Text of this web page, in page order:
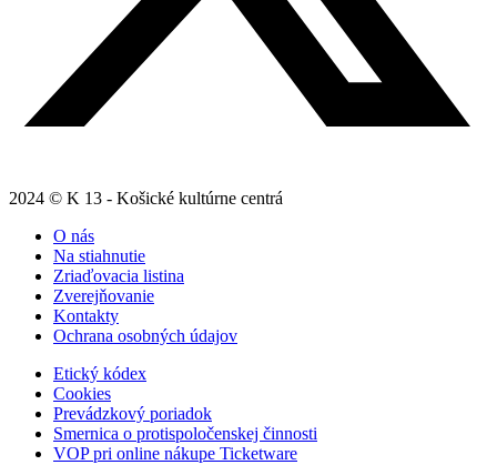
2024 © K 13 - Košické kultúrne centrá
O nás
Na stiahnutie
Zriaďovacia listina
Zverejňovanie
Kontakty
Ochrana osobných údajov
Etický kódex
Cookies
Prevádzkový poriadok
Smernica o protispoločenskej činnosti
VOP pri online nákupe Ticketware